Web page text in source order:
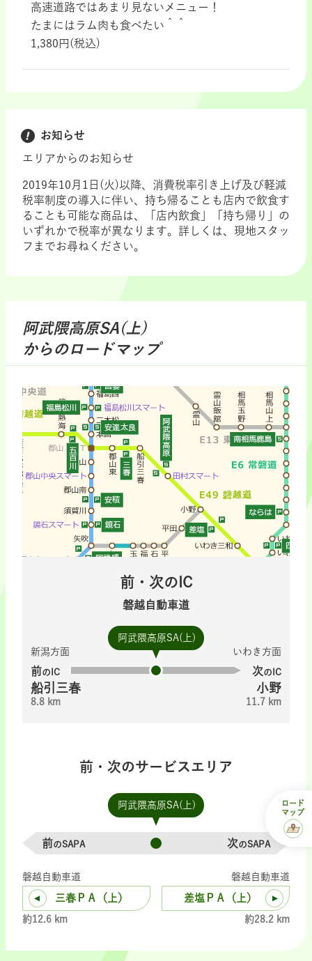
高速道路ではあまり見ないメニュー！
たまにはラム肉も食べたい＾＾
1,380円(税込)
お知らせ
エリアからのお知らせ
2019年10月1日(火)以降、消費税率引き上げ及び軽減
税率制度の導入に伴い、持ち帰ることも店内で飲食す
ることも可能な商品は、「店内飲食」「持ち帰り」の
いずれかで税率が異なります。詳しくは、現地スタッ
フまでお尋ねください。
阿武隈高原SA(上)
からのロードマップ
前・次のIC
磐越自動車道
阿武隈高原SA(上)
新潟方面
前のIC
船引三春
8.8 km
いわき方面
次のIC
小野
11.7 km
前・次のサービスエリア
阿武隈高原SA(上)
前のSAPA 次のSAPA
磐越自動車道
三春ＰＡ（上）
約12.6 km
磐越自動車道
差塩ＰＡ（上）
約28.2 km
ロード
マップ